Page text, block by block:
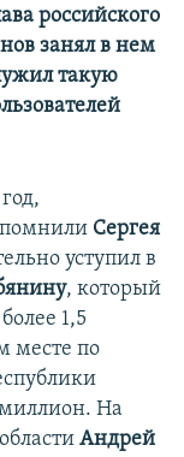
российского
занял в нем
такую
Сергея
уступил в
, который
1,5
месте по
На
Андрей